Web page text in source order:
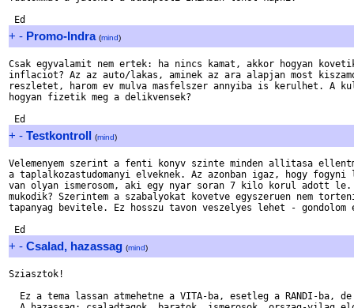
+ - Promo-Indra (mind)
Csak egyvalamit nem ertek: ha nincs kamat, akkor hogyan
inflaciot? Az az auto/lakas, aminek az ara alapjan most
reszletet, harom ev mulva masfelszer annyiba is kerulhet. A
hogyan fizetik meg a delikvensek?
+ - Testkontroll (mind)
Velemenyem szerint a fenti konyv szinte minden allitasa
a taplalkozastudomanyi elveknek. Az azonban igaz, hogy
van olyan ismerosom, aki egy nyar soran 7 kilo korul adott le.
mukodik? Szerintem a szabalyokat kovetve egyszeruen nem
tapanyag bevitele. Ez hosszu tavon veszelyes lehet - gondolom
+ - Csalad, hazassag (mind)
Sziasztok!
Ez a tema lassan atmehetne a VITA-ba, esetleg a RANDI-ba,